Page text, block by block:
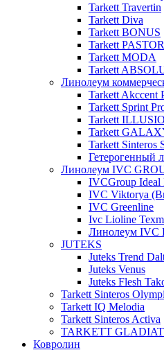
Tarkett Travertin
Tarkett Diva
Tarkett BONUS
Tarkett
Tarkett MODA
Tarkett
Линолеум
Tarkett Akccent
Tarkett Sprint
Tarkett
Tarkett
Tarkett Sinteros
Гетерогенный
Линолеум IVC
IVCGroup Ideal
IVC Viktorya
IVC Greenline
Ivc Lioline
Линолеум IVC
JUTEKS
Juteks Trend
Juteks Venus
Juteks Flesh
Tarkett Sinteros
Tarkett IQ Melodia
Tarkett Sinteros Activa
TARKETT
Ковролин